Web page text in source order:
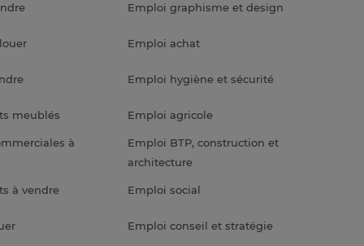
meublés
à
à vendre
Emploi graphisme et design
Emploi achat
Emploi hygiène et sécurité
Emploi agricole
Emploi BTP, construction et
architecture
Emploi social
Emploi conseil et stratégie